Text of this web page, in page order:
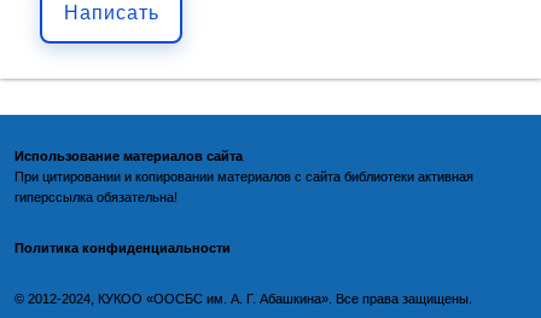
Написать
Использование материалов сайта
При цитировании и копировании материалов с сайта библиотеки активная
гиперссылка обязательна!
Политика конфиденциальности
©️ 2012-2024, КУКОО «ООСБС им. А. Г. Абашкина». Все права защищены.